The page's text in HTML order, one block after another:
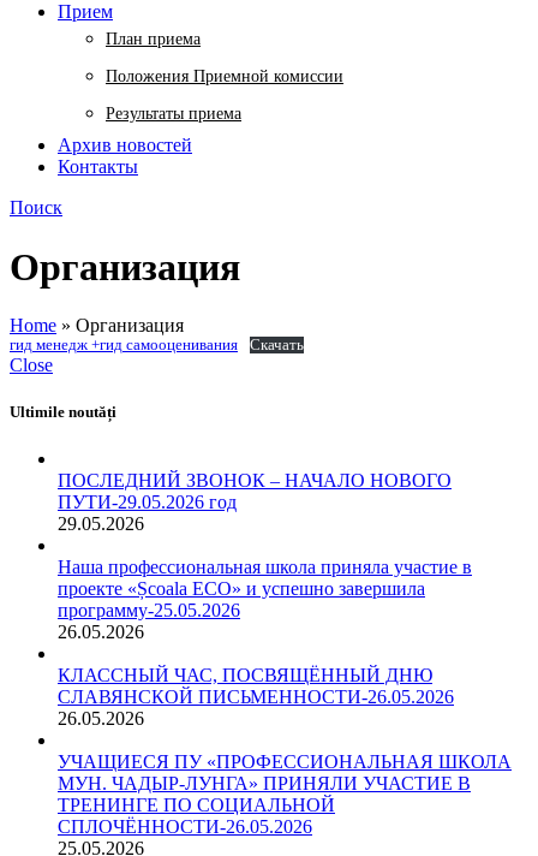
Прием
План приема
Положения Приемной комиссии
Результаты приема
Архив новостей
Контакты
Поиск
Организация
Home » Организация
гид менедж +гид самооценивания Скачать
Close
Ultimile noutăți
ПОСЛЕДНИЙ ЗВОНОК – НАЧАЛО НОВОГО
ПУТИ-29.05.2026 год
29.05.2026
Наша профессиональная школа приняла участие в
проекте «Școala ECO» и успешно завершила
программу-25.05.2026
26.05.2026
КЛАССНЫЙ ЧАС, ПОСВЯЩЁННЫЙ ДНЮ
СЛАВЯНСКОЙ ПИСЬМЕННОСТИ-26.05.2026
26.05.2026
УЧАЩИЕСЯ ПУ «ПРОФЕССИОНАЛЬНАЯ ШКОЛА
МУН. ЧАДЫР-ЛУНГА» ПРИНЯЛИ УЧАСТИЕ В
ТРЕНИНГЕ ПО СОЦИАЛЬНОЙ
СПЛОЧЁННОСТИ-26.05.2026
25.05.2026